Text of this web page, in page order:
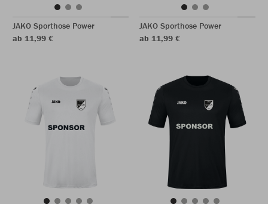
JAKO Sporthose Power
ab 11,99 €
JAKO Sporthose Power
ab 11,99 €